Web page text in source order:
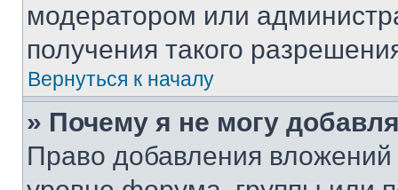
модератором или
получения такого
Вернуться к началу
» Почему я не могу
Право добавления